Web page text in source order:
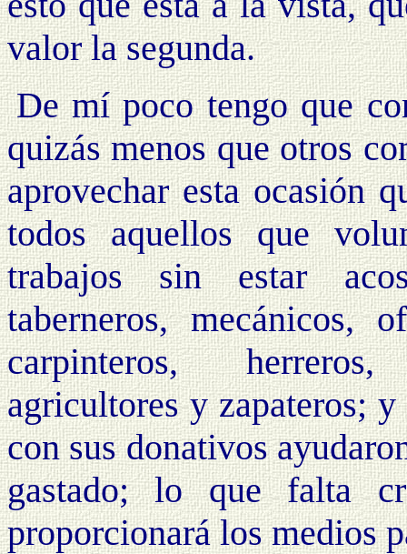
valor la segunda.
De mí poco tengo que
quizás menos que otros
aprovechar esta ocasión
todos aquellos que
trabajos sin estar
taberneros, mecánicos,
carpinteros,
agricultores y zapateros;
con sus donativos
gastado; lo que falta
proporcionará los medios